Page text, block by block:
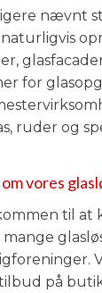
nævnt
naturligvis
for
ruder og
vores
til at
mange
på